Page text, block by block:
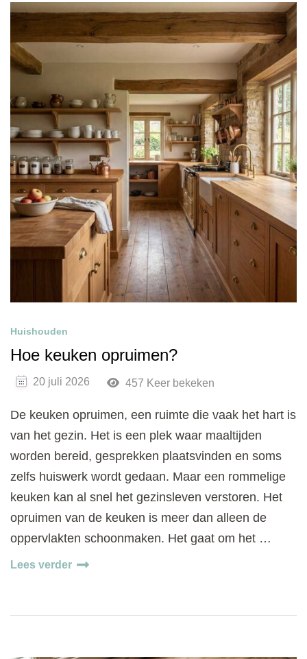
Huishouden
Hoe keuken opruimen?
20 juli 2026 457 Keer bekeken
De keuken opruimen, een ruimte die vaak het hart is
van het gezin. Het is een plek waar maaltijden
worden bereid, gesprekken plaatsvinden en soms
zelfs huiswerk wordt gedaan. Maar een rommelige
keuken kan al snel het gezinsleven verstoren. Het
opruimen van de keuken is meer dan alleen de
oppervlakten schoonmaken. Het gaat om het …
Lees verder